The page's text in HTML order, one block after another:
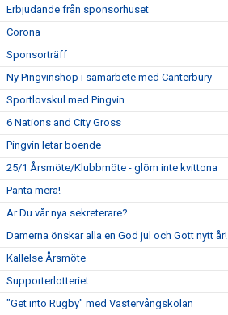
Erbjudande från sponsorhuset
Corona
Sponsorträff
Ny Pingvinshop i samarbete med Canterbury
Sportlovskul med Pingvin
6 Nations and City Gross
Pingvin letar boende
25/1 Årsmöte/Klubbmöte - glöm inte kvittona
Panta mera!
Är Du vår nya sekreterare?
Damerna önskar alla en God jul och Gott nytt år!
Kallelse Årsmöte
Supporterlotteriet
"Get into Rugby" med Västervångskolan